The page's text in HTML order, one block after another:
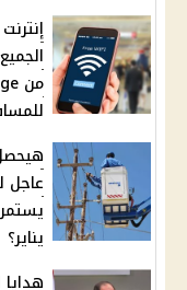
يناير؟